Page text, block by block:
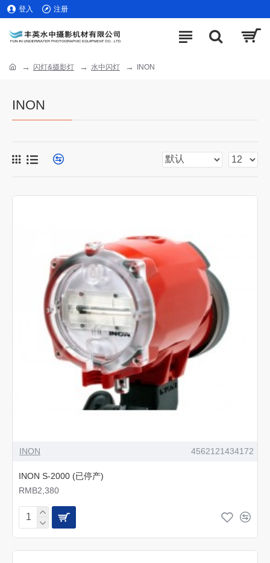
登入 注册
闪灯&摄影灯 水中闪灯 INON
INON
INON 4562121434172
INON S-2000 (已停产)
RMB2,380